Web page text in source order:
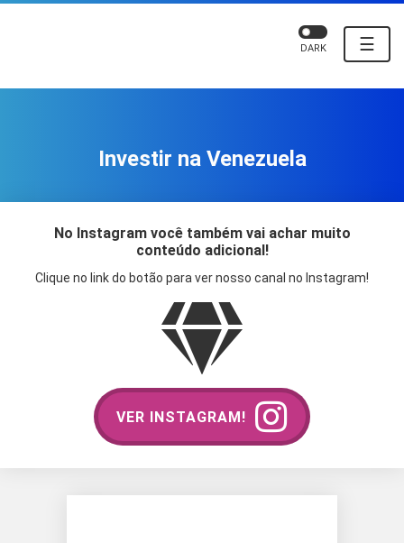
☰
DARK
Investir na Venezuela
No Instagram você também vai achar muito
conteúdo adicional!
Clique no link do botão para ver nosso canal no Instagram!
VER INSTAGRAM!